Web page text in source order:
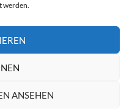
werden.
ANSEHEN
Wir freuen uns immer
Nehmen Sie bei Interesse über
CTOUR über 30 Jahre im